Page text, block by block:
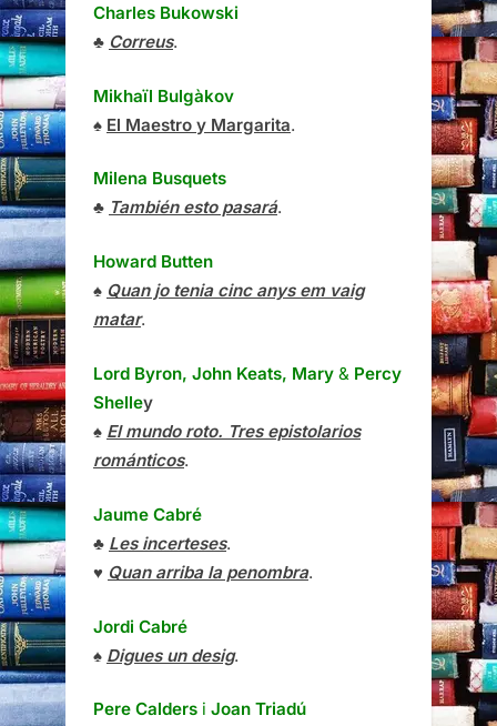
Charles Bukowski
♣ Correus.
Mikhaïl Bulgàkov
♠ El Maestro y Margarita.
Milena Busquets
♣ También esto pasará.
Howard Butten
♠ Quan jo tenia cinc anys em vaig
matar.
Lord Byron, John Keats, Mary & Percy
Shelley
♠ El mundo roto. Tres epistolarios
románticos.
Jaume Cabré
♣ Les incerteses.
♥ Quan arriba la penombra.
Jordi Cabré
♠ Digues un desig.
Pere Calders i Joan Triadú